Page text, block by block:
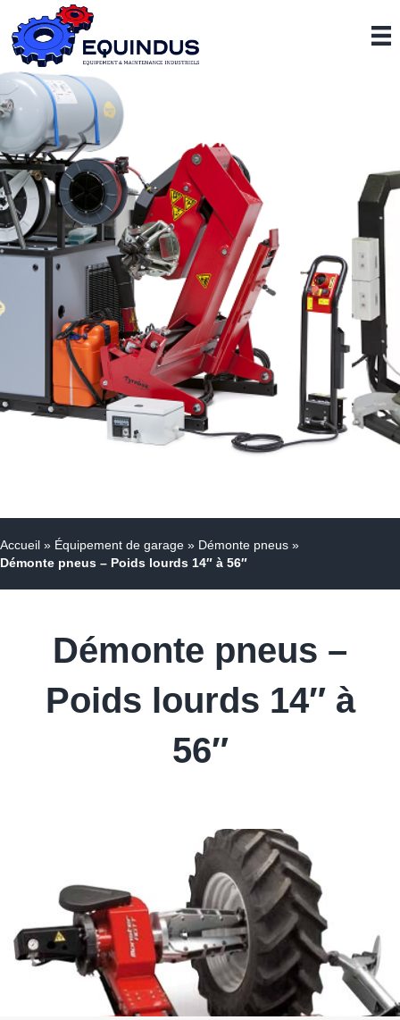
Accueil » Équipement de garage » Démonte pneus »
Démonte pneus – Poids lourds 14″ à 56″
Démonte pneus –
Poids lourds 14″ à
56″